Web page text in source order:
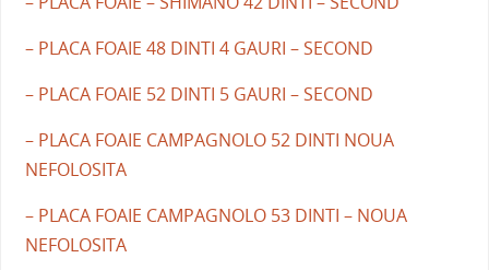
– PLACA FOAIE 48 DINTI 4 GAURI – SECOND
– PLACA FOAIE 52 DINTI 5 GAURI – SECOND
– PLACA FOAIE CAMPAGNOLO 52 DINTI NOUA
NEFOLOSITA
– PLACA FOAIE CAMPAGNOLO 53 DINTI – NOUA
NEFOLOSITA